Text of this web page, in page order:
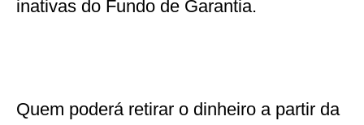
inativas do Fundo de Garantia.
Quem poderá retirar o dinheiro a partir da